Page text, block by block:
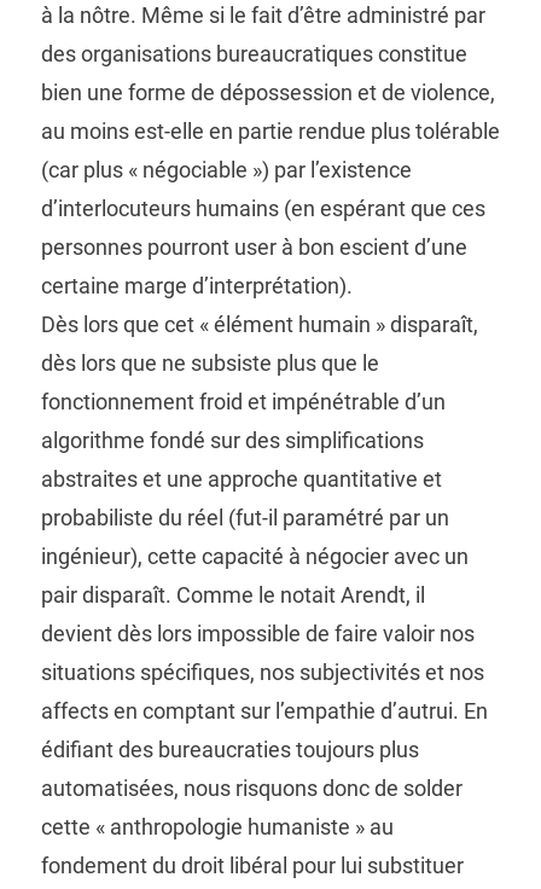
à la nôtre. Même si le fait d’être administré par
des organisations bureaucratiques constitue
bien une forme de dépossession et de violence,
au moins est-elle en partie rendue plus tolérable
(car plus « négociable ») par l’existence
d’interlocuteurs humains (en espérant que ces
personnes pourront user à bon escient d’une
certaine marge d’interprétation).
Dès lors que cet « élément humain » disparaît,
dès lors que ne subsiste plus que le
fonctionnement froid et impénétrable d’un
algorithme fondé sur des simplifications
abstraites et une approche quantitative et
probabiliste du réel (fut-il paramétré par un
ingénieur), cette capacité à négocier avec un
pair disparaît. Comme le notait Arendt, il
devient dès lors impossible de faire valoir nos
situations spécifiques, nos subjectivités et nos
affects en comptant sur l’empathie d’autrui. En
édifiant des bureaucraties toujours plus
automatisées, nous risquons donc de solder
cette « anthropologie humaniste » au
fondement du droit libéral pour lui substituer